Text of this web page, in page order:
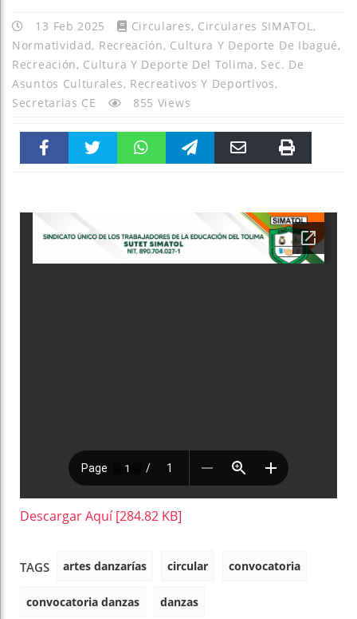
13 Feb 2025 Circulares, Circulares SIMATOL,
Normatividad, Recreación, Cultura Y Deporte De Ibagué,
Recreación, Cultura Y Deporte Del Tolima, Sec. De
Asuntos Culturales, Recreativos Y Deportivos,
Secretarias CE
855 Views
Descargar Aquí [284.82 KB]
TAGS artes danzarías circular convocatoria
convocatoria danzas danzas